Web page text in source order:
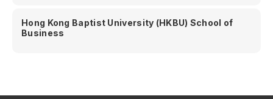
Hong Kong Baptist University (HKBU) School of
Business